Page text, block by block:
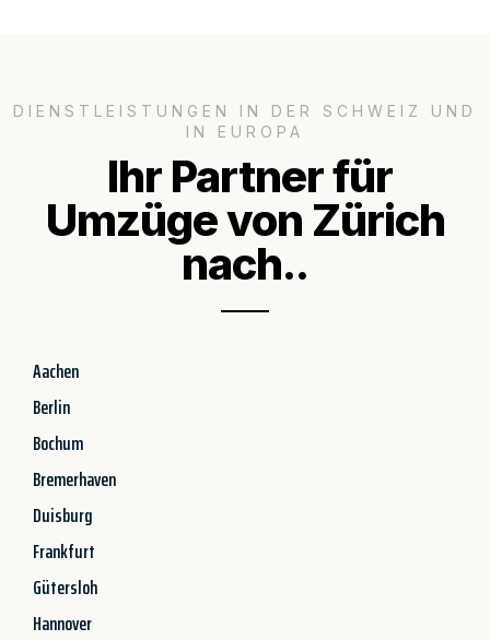
DIENSTLEISTUNGEN IN DER SCHWEIZ UND
IN EUROPA
Ihr Partner für
Umzüge von Zürich
nach..
Aachen
Berlin
Bochum
Bremerhaven
Duisburg
Frankfurt
Gütersloh
Hannover